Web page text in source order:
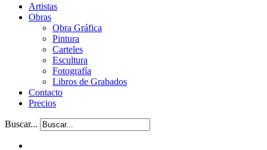
Artistas
Obras
Obra Gráfica
Pintura
Carteles
Escultura
Fotografía
Libros de Grabados
Contacto
Precios
Buscar...